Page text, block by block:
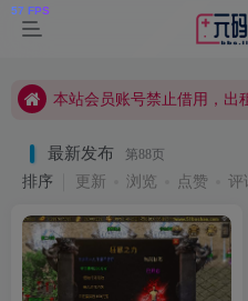
本站会员账号禁止借用，出租，代下
本站会员账号禁止借用，出租，代下
最新发布 第88页
排序 更新 浏览 点赞 评